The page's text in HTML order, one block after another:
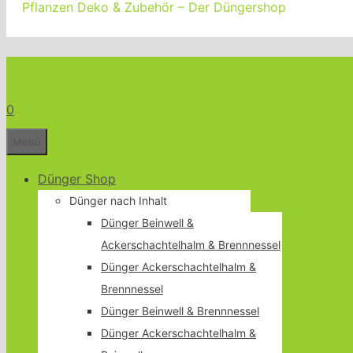
Pflanzen Deko & Zubehör – Der Düngershop
0
Dünger Shop
Dünger nach Inhalt
Dünger Beinwell &
Ackerschachtelhalm & Brennnessel
Dünger Ackerschachtelhalm &
Brennnessel
Dünger Beinwell & Brennnessel
Dünger Ackerschachtelhalm &